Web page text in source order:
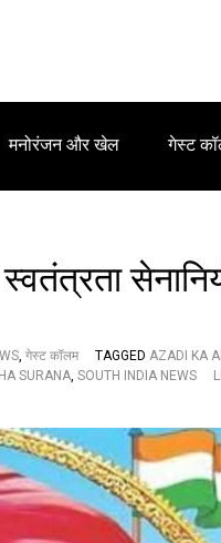
मनोरंजन और खेल गेस्ट
, गेस्ट कॉलम TAGGED AZADI KA
SURANA, SOUTH INDIA NEWS